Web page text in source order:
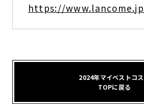
https://
2024年マイベストコ
TOPに戻る